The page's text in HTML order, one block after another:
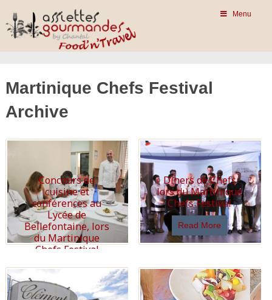
Menu
Martinique Chefs Festival
Archive
Concours de
cuisine et
conférences au
Lycée de
Bellefontaine, lors
du Martinique
Chefs Festival
Dîners de Chefs
lors du Martinique
Chefs Festival
Read More